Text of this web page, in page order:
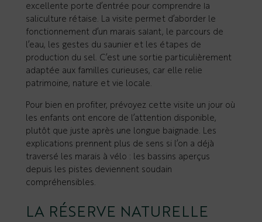
excellente porte d’entrée pour comprendre la
saliculture rétaise. La visite permet d’aborder le
fonctionnement d’un marais salant, le parcours de
l’eau, les gestes du saunier et les étapes de
production du sel. C’est une sortie particulièrement
adaptée aux familles curieuses, car elle relie
patrimoine, nature et vie locale.
Pour bien en profiter, prévoyez cette visite un jour où
les enfants ont encore de l’attention disponible,
plutôt que juste après une longue baignade. Les
explications prennent plus de sens si l’on a déjà
traversé les marais à vélo : les bassins aperçus
depuis les pistes deviennent soudain
compréhensibles.
LA RÉSERVE NATURELLE